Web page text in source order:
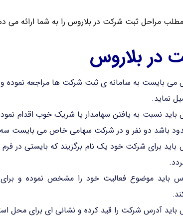
مراحل ثبت شرکت در بلاروس را به شما ارائه می
در بلاروس
بایست به سامانه ی ثبت شرکت ها مراجعه نموده
نماید.
نسبت به یافتن سهامدار یا شریک خوب اقدام
باشد دو نفر و در شرکت سهامی خاص می بایست سه
برای شرکت خود یک نام برگزیند که بایستی در فرم
باید موضوع فعالیت خود را مشخص نموده و
آدرس شرکت را قید کرده و نشانی ای برای محل